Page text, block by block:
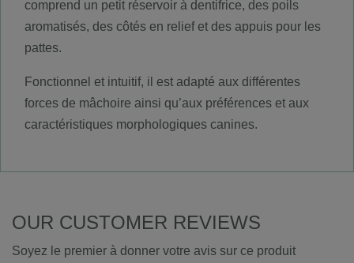
comprend un petit réservoir à dentifrice, des poils
aromatisés, des côtés en relief et des appuis pour les
pattes.
Fonctionnel et intuitif, il est adapté aux différentes
forces de mâchoire ainsi qu’aux préférences et aux
caractéristiques morphologiques canines.
OUR CUSTOMER REVIEWS
Soyez le premier à donner votre avis sur ce produit